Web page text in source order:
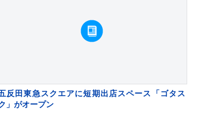
反田東急スクエアに短期出店スペース「ゴタス
」がオープン